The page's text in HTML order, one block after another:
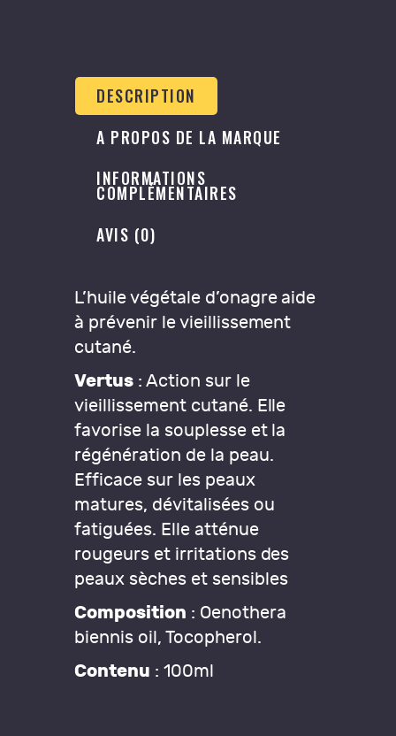
DESCRIPTION
A PROPOS DE LA MARQUE
INFORMATIONS
COMPLÉMENTAIRES
AVIS (0)
L’huile végétale d’onagre aide
à prévenir le vieillissement
cutané.
Vertus: Action sur le
vieillissement cutané. Elle
favorise la souplesse et la
régénération de la peau.
Efficace sur les peaux
matures, dévitalisées ou
fatiguées. Elle atténue
rougeurs et irritations des
peaux sèches et sensibles
Composition : Oenothera
biennis oil, Tocopherol.
Contenu : 100ml